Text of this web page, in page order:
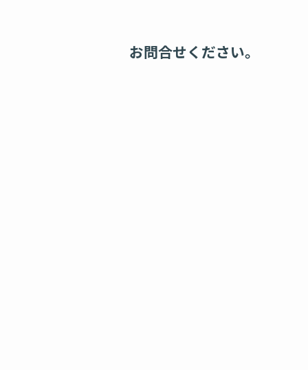
お問合せください。